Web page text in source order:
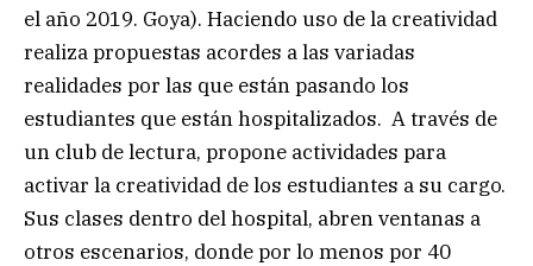
el año 2019. Goya). Haciendo uso de la creatividad
realiza propuestas acordes a las variadas
realidades por las que están pasando los
estudiantes que están hospitalizados. A través de
un club de lectura, propone actividades para
activar la creatividad de los estudiantes a su cargo.
Sus clases dentro del hospital, abren ventanas a
otros escenarios, donde por lo menos por 40